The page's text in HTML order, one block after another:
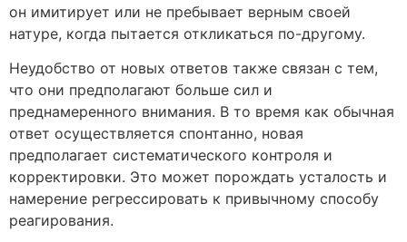
он имитирует или не пребывает верным своей
натуре, когда пытается откликаться по-другому.
Неудобство от новых ответов также связан с тем,
что они предполагают больше сил и
преднамеренного внимания. В то время как обычная
ответ осуществляется спонтанно, новая
предполагает систематического контроля и
корректировки. Это может порождать усталость и
намерение регрессировать к привычному способу
реагирования.